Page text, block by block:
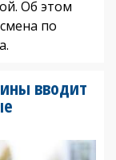
Об этом
по
вводит